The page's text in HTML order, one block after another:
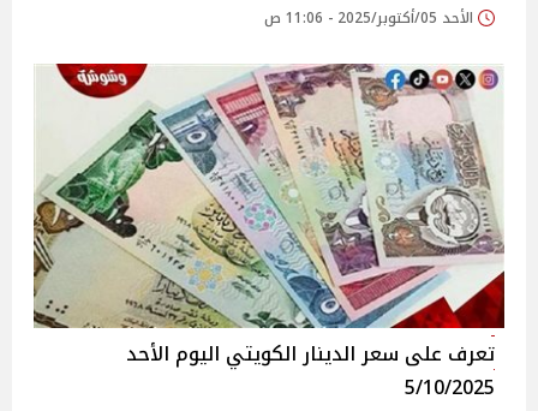
الأحد 05/أكتوبر/2025 - 11:06 ص
تعرف على سعر الدينار الكويتي اليوم الأحد
5/10/2025